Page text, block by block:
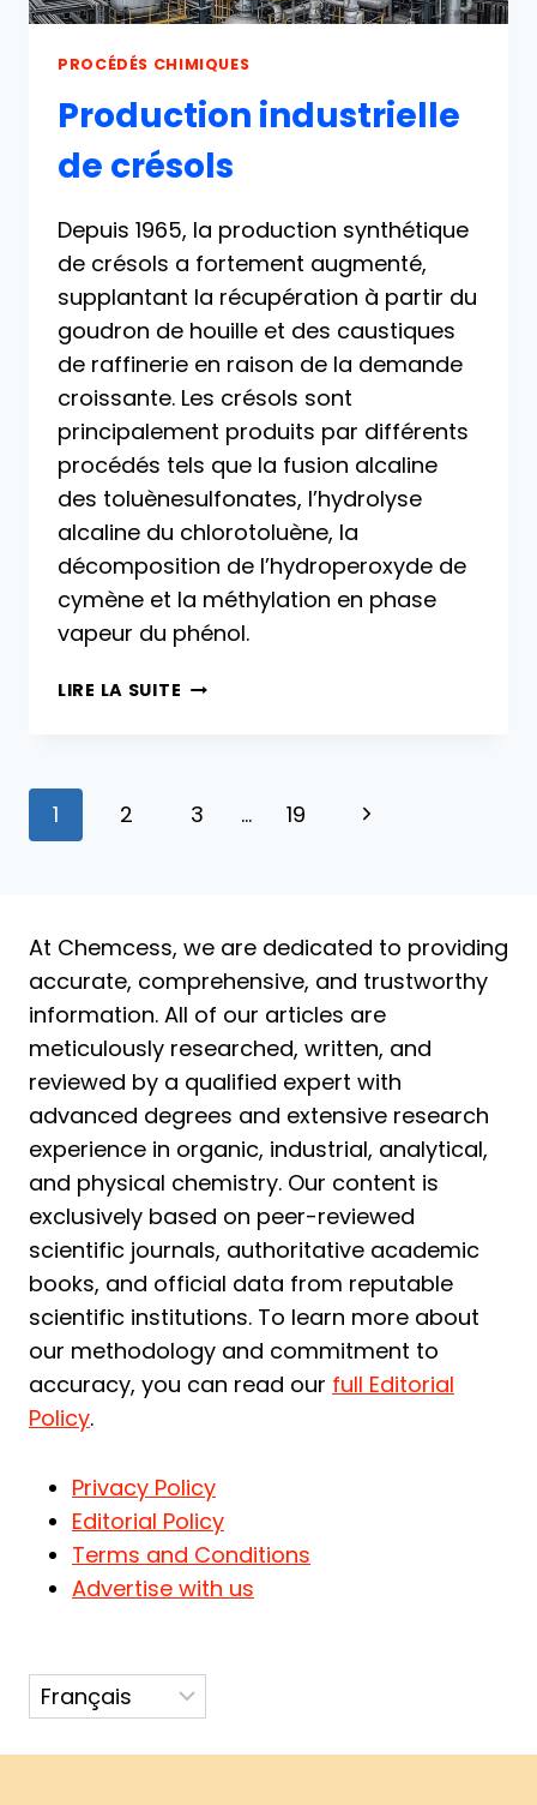
PROCÉDÉS CHIMIQUES
Production industrielle
de crésols
Depuis 1965, la production synthétique
de crésols a fortement augmenté,
supplantant la récupération à partir du
goudron de houille et des caustiques
de raffinerie en raison de la demande
croissante. Les crésols sont
principalement produits par différents
procédés tels que la fusion alcaline
des toluènesulfonates, l’hydrolyse
alcaline du chlorotoluène, la
décomposition de l’hydroperoxyde de
cymène et la méthylation en phase
vapeur du phénol.
LIRE LA SUITE PRODUCTION
Navigation
1 2 3 … 19
Page
At Chemcess, we are dedicated to providing
accurate, comprehensive, and trustworthy
information. All of our articles are
meticulously researched, written, and
reviewed by a qualified expert with
advanced degrees and extensive research
experience in organic, industrial, analytical,
and physical chemistry. Our content is
exclusively based on peer-reviewed
scientific journals, authoritative academic
books, and official data from reputable
scientific institutions. To learn more about
our methodology and commitment to
accuracy, you can read our full Editorial
Policy.
Privacy Policy
Editorial Policy
Terms and Conditions
Advertise with us
Choisir
une
langue